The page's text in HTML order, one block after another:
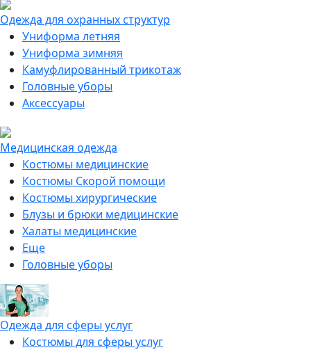
Одежда для охранных структур
Униформа летняя
Униформа зимняя
Камуфлированный трикотаж
Головные уборы
Аксессуары
Медицинская одежда
Костюмы медицинские
Костюмы Скорой помощи
Костюмы хирургические
Блузы и брюки медицинские
Халаты медицинские
Еще
Головные уборы
Одежда для сферы услуг
Костюмы для сферы услуг